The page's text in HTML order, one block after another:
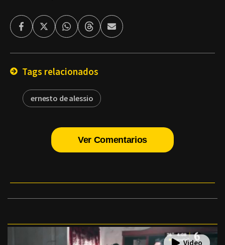
FacebookTwitterWhatsappThreadsEnviar
por
Tags relacionados
ernesto de alessio
Ver Comentarios